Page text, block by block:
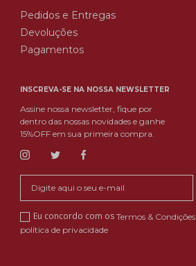
Pedidos e Entregas
Devoluções
Pagamentos
INSCREVA-SE NA NOSSA NEWSLETTER
Assine nossa newsletter, fique por
dentro das nossas novidades e ganhe
15%OFF em sua primeira compra.
Eu concordo com os Termos &
política de privacidade